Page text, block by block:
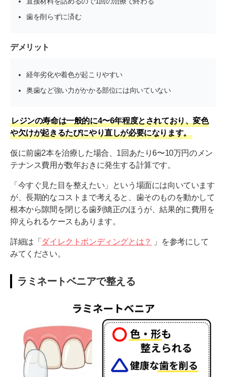
歯を削らずに済む
デメリット
経年劣化や着色が起こりやすい
奥歯など強い力がかかる部位には向いていない
レジンの寿命は一般的に4〜6年程度とされており、変色
や欠けが起きるたびにやり直しが必要になります。
仮に前歯2本を治療した場合、1回あたり6〜10万円のメン
テナンス費用が数年おきに発生する計算です。
「今すぐ見た目を整えたい」という場面には向いています
が、長期的なコストまで考えると、歯そのものを動かして
根本から隙間を閉じる歯列矯正のほうが、結果的に費用を
抑えられるケースもあります。
詳細は「 ダイレクトボンディングとは？
」を参考にして
みてください。
ラミネートベニアで整える